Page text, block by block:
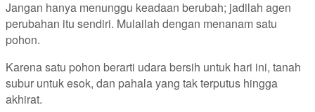
Jangan hanya menunggu keadaan berubah; jadilah agen
perubahan itu sendiri. Mulailah dengan menanam satu
pohon.
Karena satu pohon berarti udara bersih untuk hari ini, tanah
subur untuk esok, dan pahala yang tak terputus hingga
akhirat.